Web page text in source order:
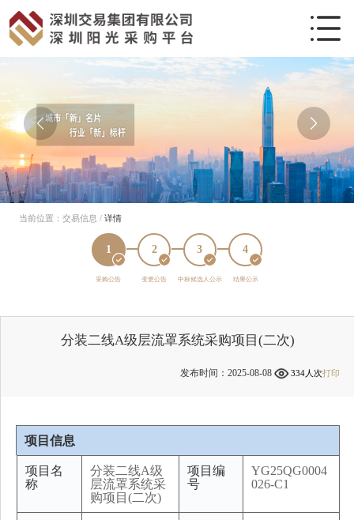
当前位置： 交易信息 / 详情
1
采购公告
2
变更公告
3
中标候选人公示
4
结果公示
分装二线A级层流罩系统采购项目(二次)
发布时间：2025-08-08 334人次打印
项目信息
项目名
称
分装二线A级
层流罩系统采
购项目(二次)
项目编
号
YG25QG0004
026-C1